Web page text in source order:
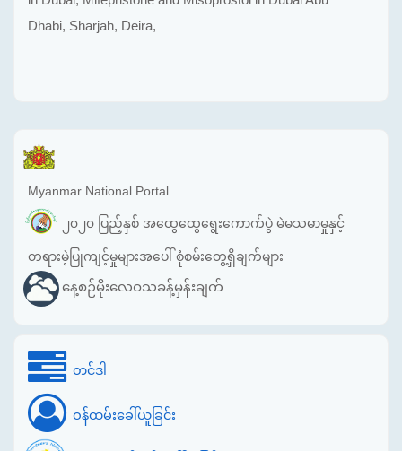
Dhabi, Sharjah, Deira,
Myanmar National Portal
၂၀၂၀ ပြည့်နှစ် အထွေထွေရွေးကောက်ပွဲ မဲမသမာမှုနှင့်
တရားမဲ့ပြုကျင့်မှုများအပေါ် စုံစမ်းတွေ့ရှိချက်များ
နေ့စဉ်မိုးလေဝသခန့်မှန်းချက်
တင်ဒါ
ဝန်ထမ်းခေါ်ယူခြင်း